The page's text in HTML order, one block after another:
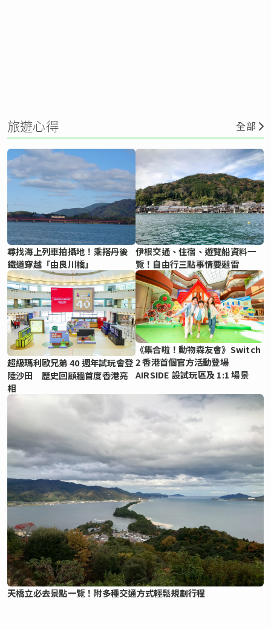
旅遊心得 全部
尋找海上列車拍攝地！乘搭丹後
鐵道穿越「由良川橋」
伊根交通、住宿、遊覽船資料一
覽！自由行三點事情要避雷
超級瑪利歐兄弟 40 週年試玩會登
陸沙田 歷史回顧牆首度香港亮
相
《集合啦！動物森友會》Switch
2 香港首個官方活動登場
AIRSIDE 設試玩區及 1:1 場景
天橋立必去景點一覽！附多種交通方式輕鬆規劃行程